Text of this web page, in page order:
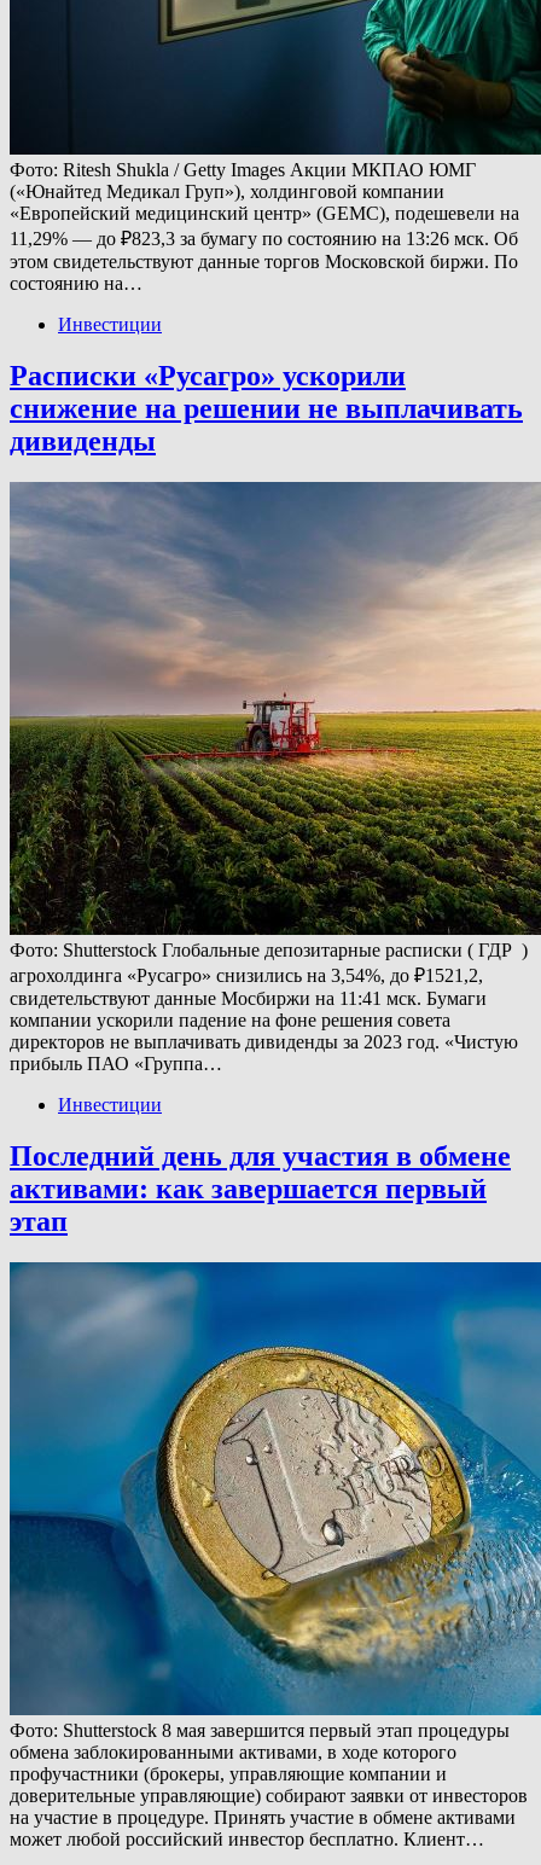
Фото: Ritesh Shukla / Getty Images Акции МКПАО ЮМГ
(«Юнайтед Медикал Груп»), холдинговой компании
«Европейский медицинский центр» (GEMC), подешевели на
11,29% — до ₽823,3 за бумагу по состоянию на 13:26 мск. Об
этом свидетельствуют данные торгов Московской биржи. По
состоянию на…
Инвестиции
Расписки «Русагро» ускорили
снижение на решении не выплачивать
дивиденды
Фото: Shutterstock Глобальные депозитарные расписки ( ГДР )
агрохолдинга «Русагро» снизились на 3,54%, до ₽1521,2,
свидетельствуют данные Мосбиржи на 11:41 мск. Бумаги
компании ускорили падение на фоне решения совета
директоров не выплачивать дивиденды за 2023 год. «Чистую
прибыль ПАО «Группа…
Инвестиции
Последний день для участия в обмене
активами: как завершается первый
этап
Фото: Shutterstock 8 мая завершится первый этап процедуры
обмена заблокированными активами, в ходе которого
профучастники (брокеры, управляющие компании и
доверительные управляющие) собирают заявки от инвесторов
на участие в процедуре. Принять участие в обмене активами
может любой российский инвестор бесплатно. Клиент…